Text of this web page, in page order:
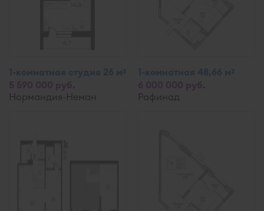
1-комнатная студия 26 м2
Нормандия-Неман
1-комнатная 48,66 м2
Рафинад